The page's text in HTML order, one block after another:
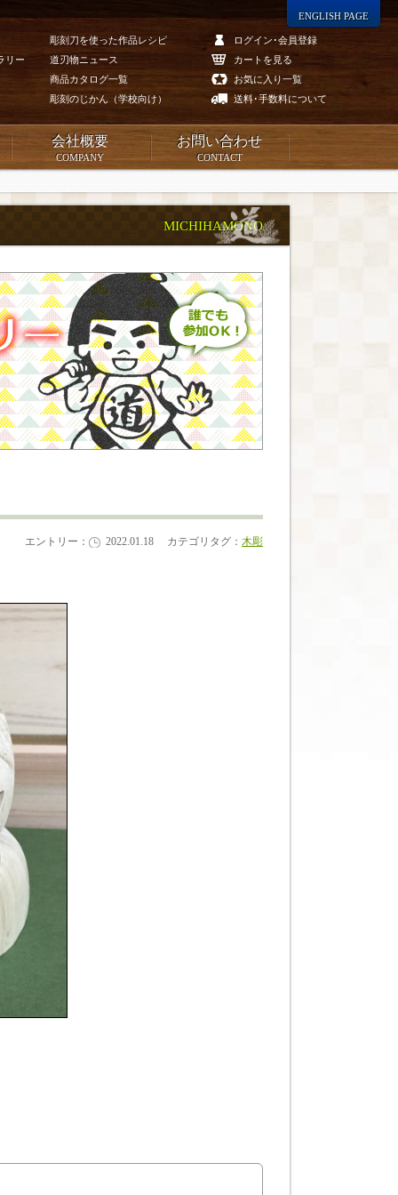
リー
彫刻刀を使った作品レシピ
道刃物ニュース
商品カタログ一覧
彫刻のじかん（学校向け）
ログイン･会員登録
カートを見る
お気に入り一覧
送料･手数料について
ENGLISH PAGE
会社概要
COMPANY
お問い合わせ
CONTACT
MICHIHAMONO
エントリー： 2022.01.18 カテゴリタグ： 木彫